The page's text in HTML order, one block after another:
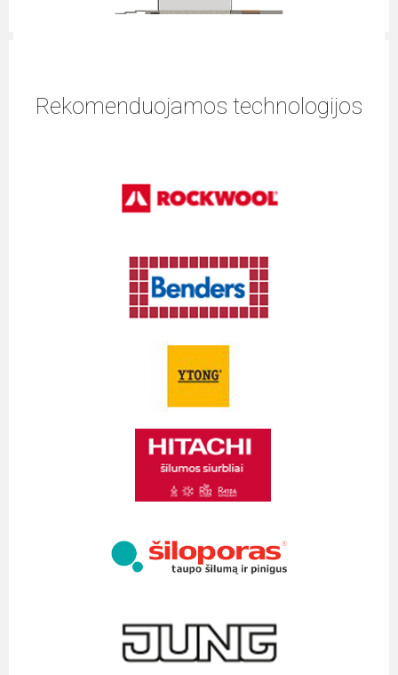
Rekomenduojamos technologijos